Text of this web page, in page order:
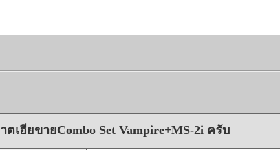
เฮียขายCombo Set Vampire+MS-2i ครับ